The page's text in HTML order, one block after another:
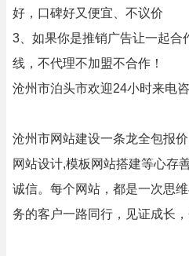
好，口碑好又便宜、不议价
3、如果你是推销广告让一起合
线，不代理不加盟不合作！
沧州市泊头市欢迎24小时来电咨
沧州市网站建设一条龙全包报
网站设计,模板网站搭建等心存
诚信。每个网站，都是一次思
务的客户一路同行，见证成长，